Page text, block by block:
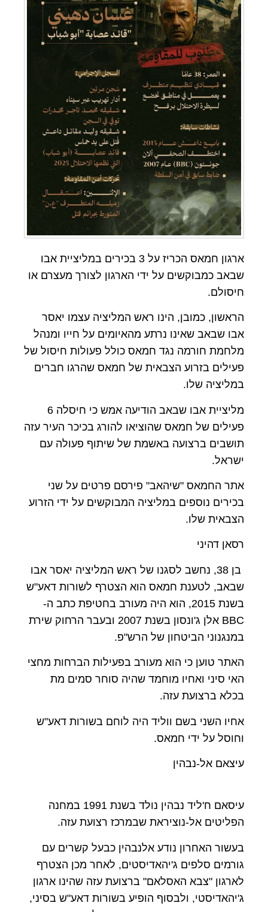
ארגון חמאס הכריז על 3 בכירים במליציית אבו
שבאב כמבוקשים על ידי הארגון לצורך מעצרם או
חיסולם.
הראשון, כמובן, הינו ראש המליציה עצמו יאסר
אבו שבאב שאינו נרתע מהאיומים על חייו ומנהל
מלחמת חורמה נגד חמאס כולל פעולות חיסול של
פעילים בזרוע הצבאית של חמאס שהרגו חברים
במליציה שלו.
מליציית אבו שבאב הודיעה אמש כי חיסלה 6
פעילים של חמאס שהוציאו להורג בכיכר העיר עזה
תושבים ברצועה באשמת של שיתוף פעולה עם
ישראל.
אתר החמאס "שיהאב" פירסם פרטים על שני
בכירים נוספים במליציה המבוקשים על ידי הזרוע
הצבאית שלו.
רסאן דהיני
בן 38, נחשב לסגנו של ראש המליציה יאסר אבו
שבאב, לטענת חמאס הוא הצטרף לשורות דאע"ש
בשנת 2015, הוא היה מעורב בחטיפת כתב ה-
BBC אלן ג'ונסון בשנת 2007 ובעבר הרחוק שירת
במנגנוני הביטחון של הרש"פ.
האתר טוען כי הוא מעורב בפעילות הברחות מחצי
האי סיני ואחיו מוחמד שהיה סוחר סמים מת
בכלא ברצועת עזה.
אחיו השני בשם ווליד היה לוחם בשורות דאע"ש
וחוסל על ידי חמאס.
עיצאם אל-נבהין
עיסאם ח'ליד נבהין נולד בשנת 1991 במחנה
הפליטים אל-נוציראת שבמרכז רצועת עזה.
בעשור האחרון נודע אלנבהין כבעל קשרים עם
גורמים סלפים ג'יהאדיסטים, לאחר מכן הצטרף
לארגון "צבא האסלאם" ברצועת עזה שהינו ארגון
ג'יהאדיסטי, ולבסוף הופיע בשורות דאע"ש בסיני,